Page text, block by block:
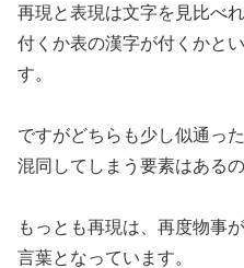
再現と表現は文字を見比べ
付くか表の漢字が付くかと
す。
ですがどちらも少し似通っ
混同してしまう要素はあるの
もっとも再現は、再度物事
言葉となっています。